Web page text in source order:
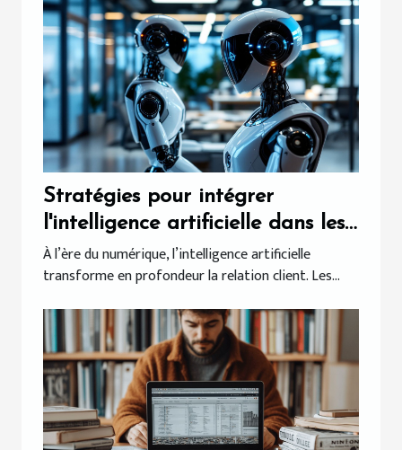
Stratégies pour intégrer
l'intelligence artificielle dans les
services clients
À l’ère du numérique, l’intelligence artificielle
transforme en profondeur la relation client. Les...